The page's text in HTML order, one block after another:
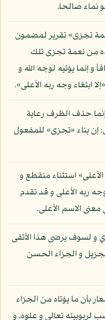
نماء صالحا.
تجزى» تقرير لمضمون
من نعمة تجزى تلك
و إنما يؤتيه لوجه الله و
ابتغاء وجه ربه الأعلى».
حذف الظرف رعاية
إن بناء «تجزى» للمفعول
الأعلى» استثناء منقطع و
ربه الأعلى و قد تقدم
معنى الاسم الأعلى.
و لسوف يرضى هذا الأتقى
و الجزاء الحسن
بأن ما يؤتاه من الجزاء
لربوبيته تعالى و علوه، و